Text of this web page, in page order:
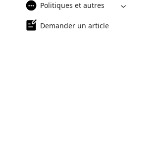
Politiques et autres
Demander un article